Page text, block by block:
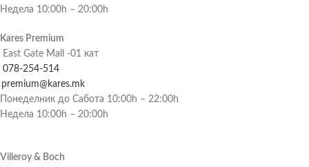
Недела 10:00h – 20:00h
Kares Premium
East Gate Mall -01 кат
078-254-514
premium@kares.mk
Понеделник до Сабота 10:00h – 22:00h
Недела 10:00h – 20:00h
Villeroy & Boch